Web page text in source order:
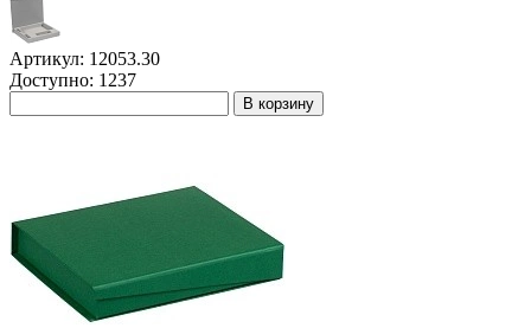
Артикул: 12053.30
Доступно: 1237
В корзину